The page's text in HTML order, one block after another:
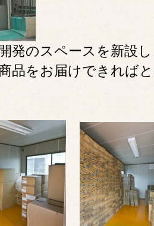
発のスペースを新設
品をお届けできれば